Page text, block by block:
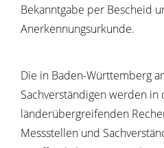
Bekanntgabe per Bescheid
Anerkennungsurkunde.
Die in Baden-Württemberg
Sachverständigen werden in
länderübergreifenden
Messstellen und